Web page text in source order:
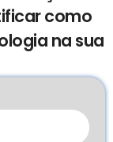
como
na sua